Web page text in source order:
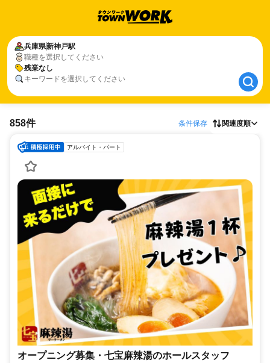
兵庫県新神戸駅
職種を選択してください
残業なし
キーワードを選択してください
兵庫県新神戸駅
残業なし
858件 条件保存 関連度順
アルバイト・パート
オープニング募集・七宝麻辣湯のホールスタッフ